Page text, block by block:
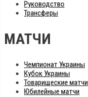
Руководство
Трансферы
МАТЧИ
Чемпионат Украины
Кубок Украины
Товарищеские матчи
Юбилейные матчи